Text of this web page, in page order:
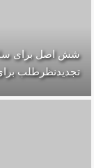
شش اصل برای
تجدیدنظرطلب